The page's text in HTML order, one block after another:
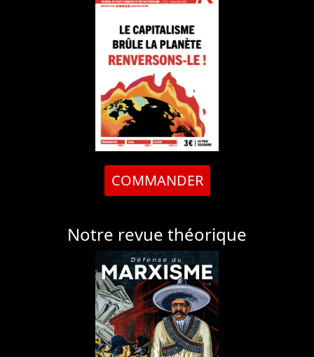
COMMANDER
Notre revue théorique